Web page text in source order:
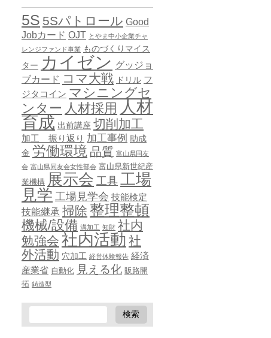
5S 5Sパトロール Good
Jobカード OJT とやま中小企業チャ
レンジファンド事業 ものづくりマイス
ター カイゼン グッジョ
ブカード コマ大戦 ドリル フ
ジタコイン マシニングセ
ンター 人材採用 人材
育成 出前講座 切削加工
加工 振り返り 加工事例 助成
金 労働環境 品質 富山県同友
会 富山県同友会女性部会 富山県新世紀産
業機構 展示会 工具 工場
見学 工場見学会 技能検定
技能継承 掃除 整理整頓
機械/設備 溝加工 知財 社内
勉強会 社内活動 社
外活動 穴加工 経営体験報告 経済
産業省 自動化 見える化 販路開
拓 鋳造型